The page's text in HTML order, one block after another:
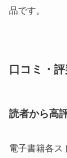
品です。
口コミ・
読者から高
電子書籍各ス